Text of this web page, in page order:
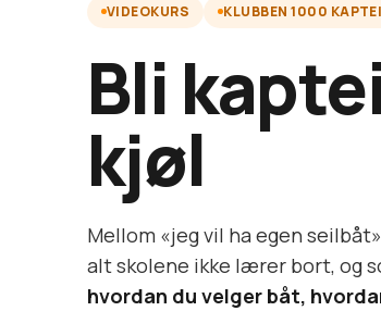
VIDEOKURS KLUBBEN 1000
Bli
kjøl
Mellom «jeg vil ha egen
alt skolene ikke lærer bort, og
hvordan du velger båt,